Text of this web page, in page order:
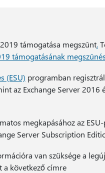
támogatása megszűnt.
támogatásának
(ESU) programban
az Exchange Server 2016
megkapásához az
Server Subscription
van szüksége a
a következő címre